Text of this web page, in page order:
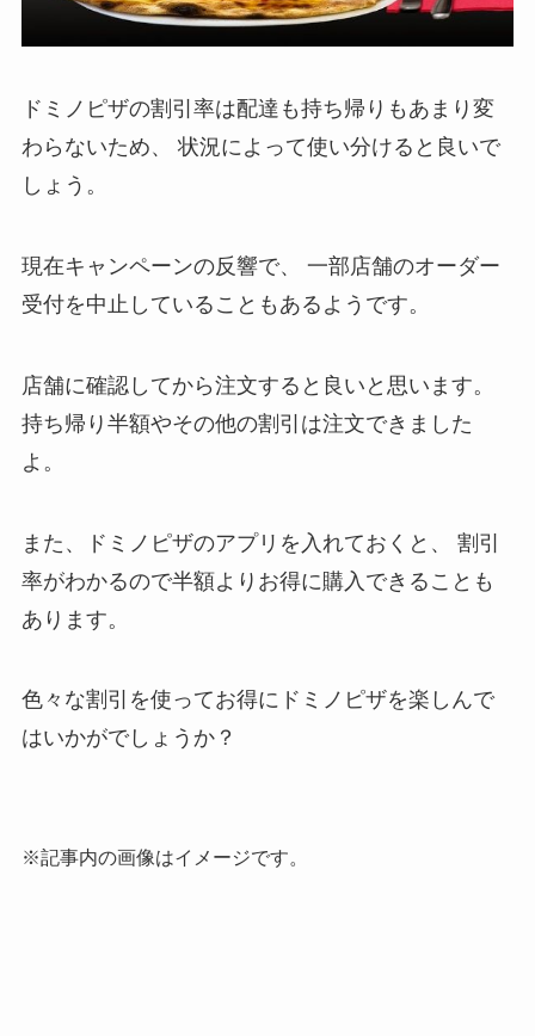
ドミノピザの割引率は配達も持ち帰りもあまり変
わらないため、
状況によって使い分けると良いで
しょう。
現在キャンペーンの反響で、
一部店舗のオーダー
受付を中止していることもあるようです。
店舗に確認してから注文すると良いと思います。
持ち帰り半額やその他の割引は注文できました
よ。
また、ドミノピザのアプリを入れておくと、
割引
率がわかるので半額よりお得に購入できることも
あります。
色々な割引を使ってお得にドミノピザを楽しんで
はいかがでしょうか？
※記事内の画像はイメージです。